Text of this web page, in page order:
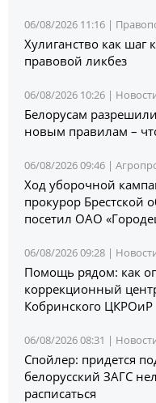
06/08/2026 11:16 |
Хулиганство как шаг
правовой ликбез
06/08/2026 10:26 |
Белорусам
новым правилам –
06/08/2026 09:46 |
Ход уборочной
прокурор Брестской
посетил ОАО
06/08/2026 09:28 |
Помощь рядом: как
коррекционный
Кобринского ЦКРОиР
06/08/2026 08:31 |
Спойлер: придется
белорусский ЗАГС
расписаться